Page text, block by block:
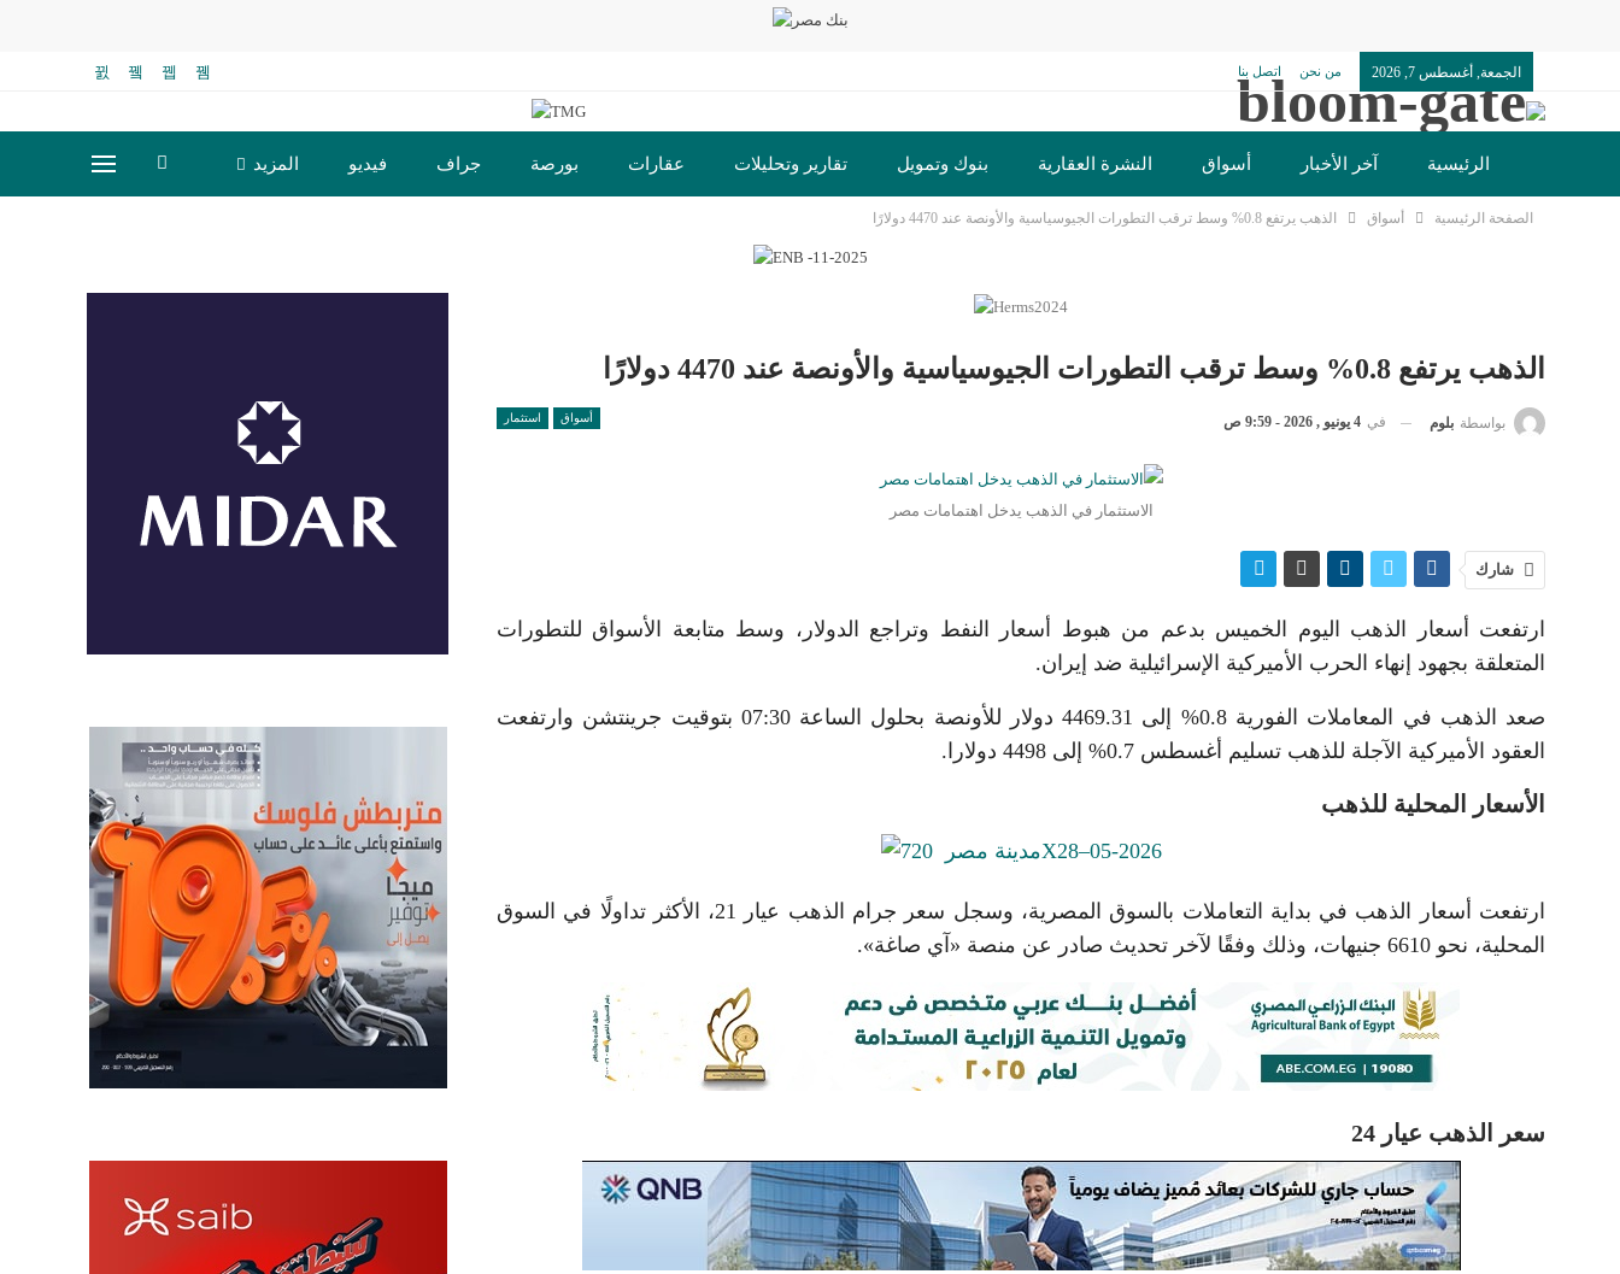
الجمعة, أغسطس 7, 2026 من نحن اتصل بنا
الرئيسية آخر الأخبار أسواق النشرة العقارية بنوك وتمويل تقارير وتحليلات عقارات بورصة جراف فيديو المزيد
الصفحة الرئيسية أسواق الذهب يرتفع 0.8% وسط ترقب التطورات الجيوسياسية والأونصة عند 4470 دولارًا
الذهب يرتفع 0.8% وسط ترقب التطورات الجيوسياسية والأونصة عند 4470 دولارًا
أسواق استثمار بواسطة بلوم في 4 يونيو , 2026 - 9:59 ص
الاستثمار في الذهب يدخل اهتمامات مصر
شارك
ارتفعت أسعار الذهب اليوم الخميس بدعم من هبوط أسعار النفط وتراجع الدولار، وسط متابعة الأسواق للتطورات
المتعلقة بجهود إنهاء الحرب الأميركية الإسرائيلية ضد إيران.
صعد الذهب في المعاملات الفورية 0.8% إلى 4469.31 دولار للأونصة بحلول الساعة 07:30 بتوقيت جرينتشن وارتفعت
العقود الأميركية الآجلة للذهب تسليم أغسطس 0.7% إلى 4498 دولارا.
الأسعار المحلية للذهب
ارتفعت أسعار الذهب في بداية التعاملات بالسوق المصرية، وسجل سعر جرام الذهب عيار 21، الأكثر تداولًا في السوق
المحلية، نحو 6610 جنيهات، وذلك وفقًا لآخر تحديث صادر عن منصة «آي صاغة».
سعر الذهب عيار 24